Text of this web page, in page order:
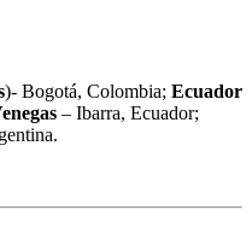
)- Bogotá, Colombia; Ecuador
– Ibarra, Ecuador;